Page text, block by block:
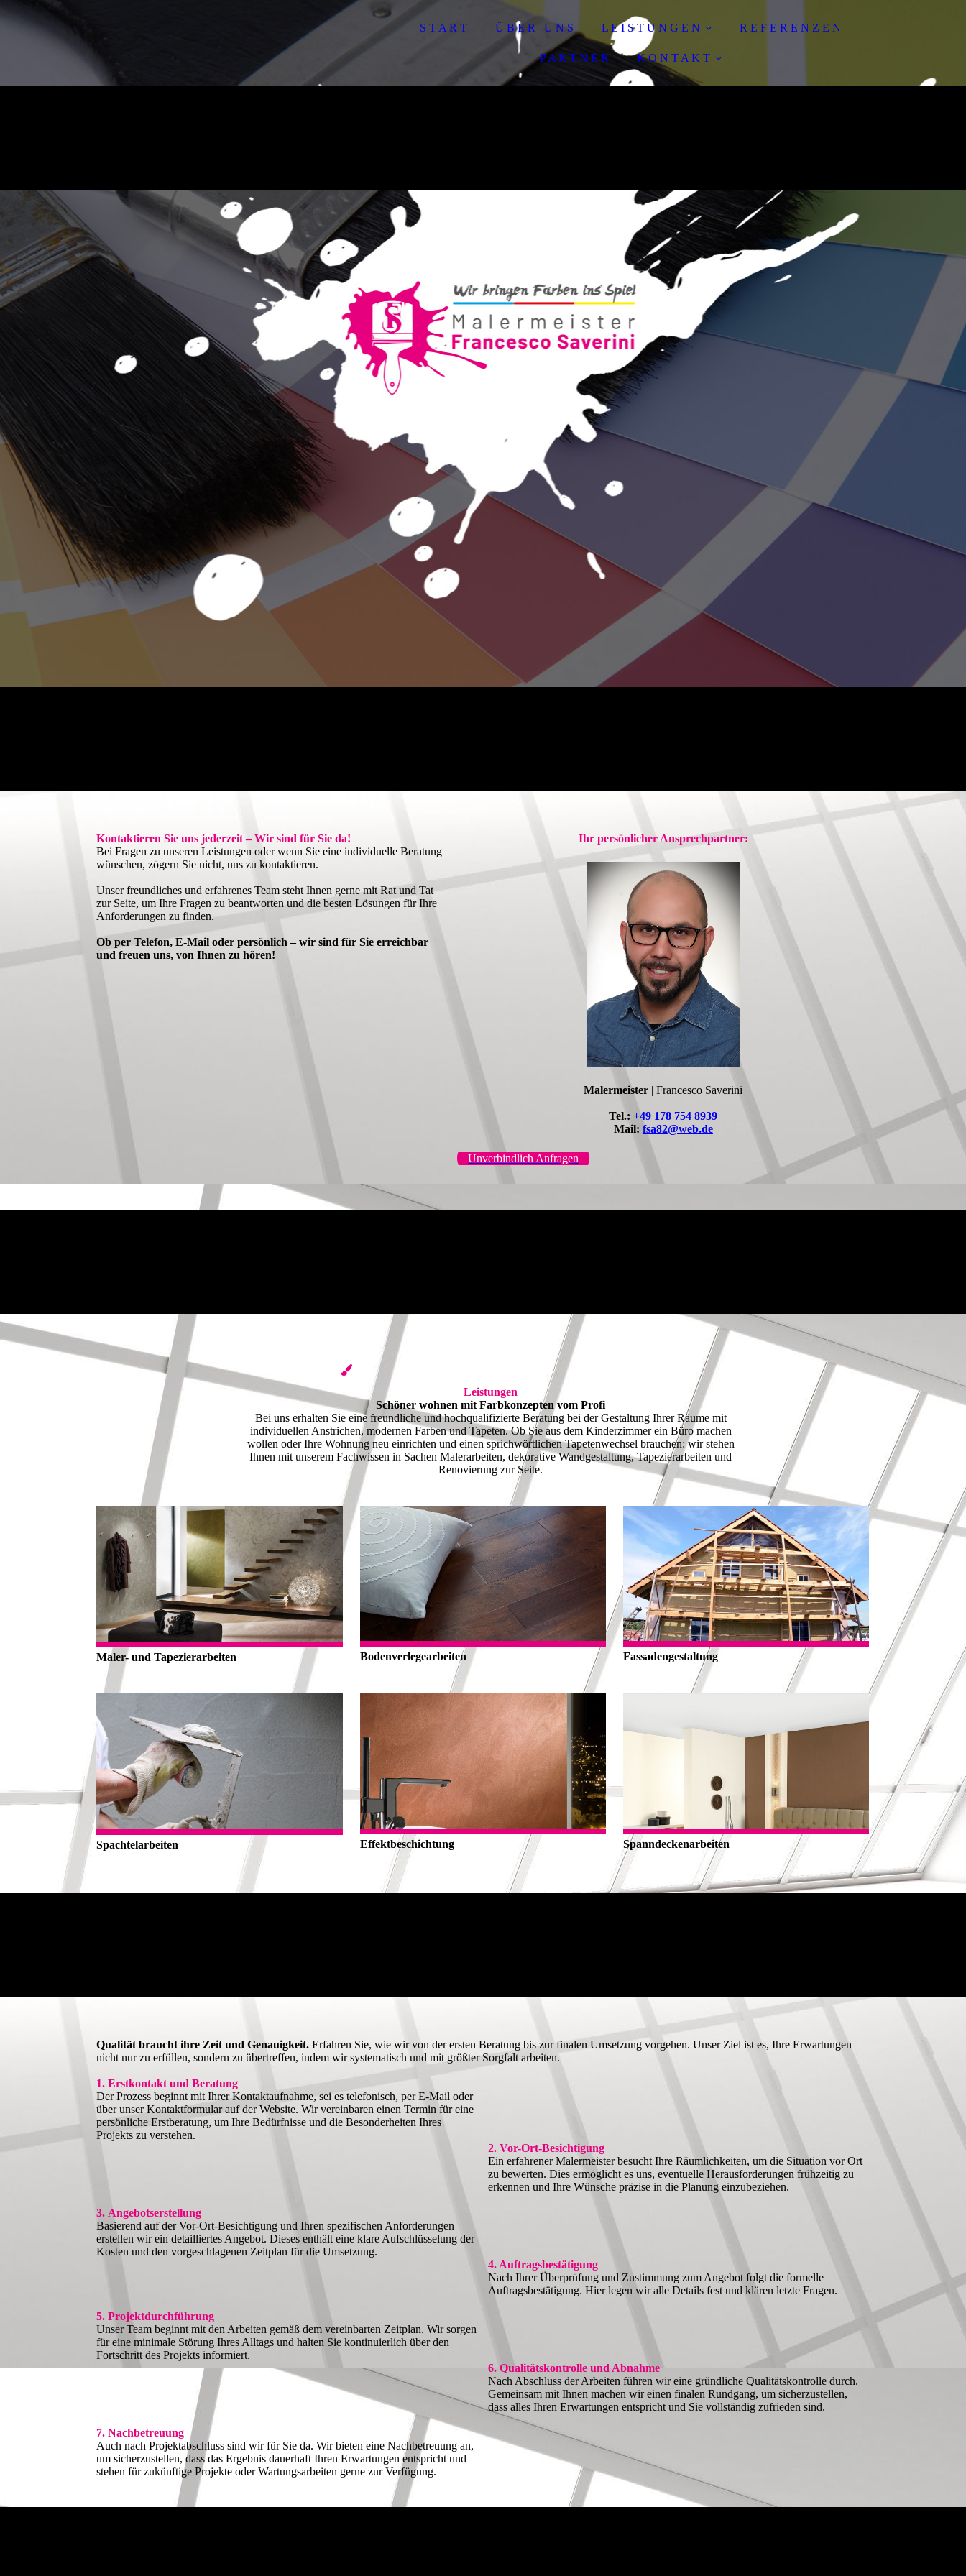
S T A R T Ü B E R U N S L E I S T U N G E N R E F E R E N Z E N
P A R T N E R K O N T A K T
Kontaktieren Sie uns jederzeit – Wir sind für Sie da!
Bei Fragen zu unseren Leistungen oder wenn Sie eine individuelle Beratung
wünschen, zögern Sie nicht, uns zu kontaktieren.
Unser freundliches und erfahrenes Team steht Ihnen gerne mit Rat und Tat
zur Seite, um Ihre Fragen zu beantworten und die besten Lösungen für Ihre
Anforderungen zu finden.
Ob per Telefon, E-Mail oder persönlich – wir sind für Sie erreichbar
und freuen uns, von Ihnen zu hören!
Ihr persönlicher Ansprechpartner:
Malermeister | Francesco Saverini
Tel.:+49 178 754 8939
Mail: fsa82@web.de
Unverbindlich Anfragen
Leistungen
Schöner wohnen mit Farb­konzepten vom Profi
Bei uns erhalten Sie eine freundliche und hochqualifizierte Beratung bei der Gestaltung Ihrer Räume mit
individuellen Anstrichen, modernen Farben und Tapeten. Ob Sie aus dem Kinderzimmer ein Büro machen
wollen oder Ihre Wohnung neu einrichten und einen sprichwörtlichen Tapetenwechsel brauchen: wir stehen
Ihnen mit unserem Fachwissen in Sachen Malerarbeiten, dekorative Wandgestaltung, Tapezierarbeiten und
Renovierung zur Seite.
Maler- und Tapezierarbeiten Bodenverlegearbeiten Fassadengestaltung
Spachtelarbeiten Effektbeschichtung Spanndeckenarbeiten
Qualität braucht ihre Zeit und Genauigkeit. Erfahren Sie, wie wir von der ersten Beratung bis zur finalen Umsetzung vorgehen. Unser Ziel ist es, Ihre Erwartungen
nicht nur zu erfüllen, sondern zu übertreffen, indem wir systematisch und mit größter Sorgfalt arbeiten.
1. Erstkontakt und Beratung
Der Prozess beginnt mit Ihrer Kontaktaufnahme, sei es telefonisch, per E-Mail oder
über unser Kontaktformular auf der Website. Wir vereinbaren einen Termin für eine
persönliche Erstberatung, um Ihre Bedürfnisse und die Besonderheiten Ihres
Projekts zu verstehen.
2. Vor-Ort-Besichtigung
Ein erfahrener Malermeister besucht Ihre Räumlichkeiten, um die Situation vor Ort
zu bewerten. Dies ermöglicht es uns, eventuelle Herausforderungen frühzeitig zu
erkennen und Ihre Wünsche präzise in die Planung einzubeziehen.
3. Angebotserstellung
Basierend auf der Vor-Ort-Besichtigung und Ihren spezifischen Anforderungen
erstellen wir ein detailliertes Angebot. Dieses enthält eine klare Aufschlüsselung der
Kosten und den vorgeschlagenen Zeitplan für die Umsetzung.
4. Auftragsbestätigung
Nach Ihrer Überprüfung und Zustimmung zum Angebot folgt die formelle
Auftragsbestätigung. Hier legen wir alle Details fest und klären letzte Fragen.
5. Projektdurchführung
Unser Team beginnt mit den Arbeiten gemäß dem vereinbarten Zeitplan. Wir sorgen
für eine minimale Störung Ihres Alltags und halten Sie kontinuierlich über den
Fortschritt des Projekts informiert.
6. Qualitätskontrolle und Abnahme
Nach Abschluss der Arbeiten führen wir eine gründliche Qualitätskontrolle durch.
Gemeinsam mit Ihnen machen wir einen finalen Rundgang, um sicherzustellen,
dass alles Ihren Erwartungen entspricht und Sie vollständig zufrieden sind.
7. Nachbetreuung
Auch nach Projektabschluss sind wir für Sie da. Wir bieten eine Nachbetreuung an,
um sicherzustellen, dass das Ergebnis dauerhaft Ihren Erwartungen entspricht und
stehen für zukünftige Projekte oder Wartungsarbeiten gerne zur Verfügung.